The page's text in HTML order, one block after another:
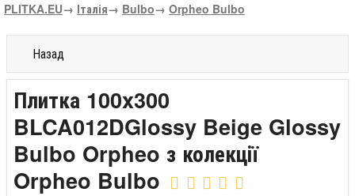
PLITKA.EU→ Італія→ Bulbo→ Orpheo Bulbo
Назад
Плитка 100x300
BLCA012DGlossy Beige Glossy
Bulbo Orpheo з колекції
Orpheo Bulbo